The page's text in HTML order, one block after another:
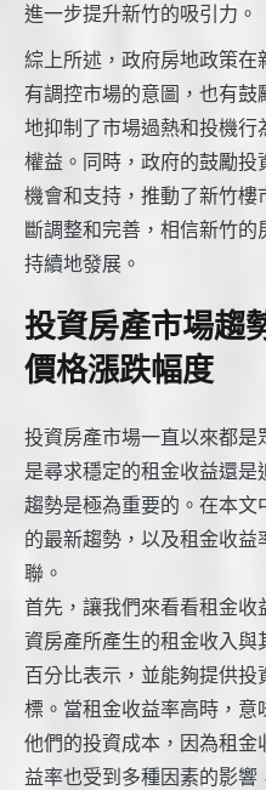
進一步提升新竹的吸引力。
綜上所述，政府房地政策
有調控市場的意圖，也有
地抑制了市場過熱和投機
權益。同時，政府的鼓勵
機會和支持，推動了新竹
斷調整和完善，相信新竹
持續地發展。
投資房產市場趨
價格漲跌幅度
投資房產市場一直以來都
是尋求穩定的租金收益還
趨勢是極為重要的。在本
的最新趨勢，以及租金收
聯。
首先，讓我們來看看租金
資房產所產生的租金收入
百分比表示，並能夠提供
標。當租金收益率高時，
他們的投資成本，因為租
益率也受到多種因素的影